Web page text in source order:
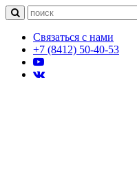
Связаться с нами
+7 (8412) 50-40-53